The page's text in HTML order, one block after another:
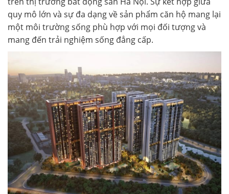
quy mô lớn và sự đa dạng về sản phẩm căn hộ mang lại
một môi trường sống phù hợp với mọi đối tượng và
mang đến trải nghiệm sống đẳng cấp.